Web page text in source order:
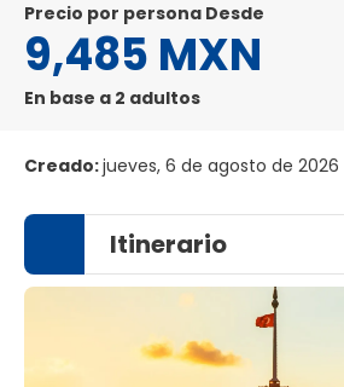
precio por persona Desde
9,485 MXN
En base a 2 adultos
Creado:jueves, 6 de agosto de 2026
Itinerario